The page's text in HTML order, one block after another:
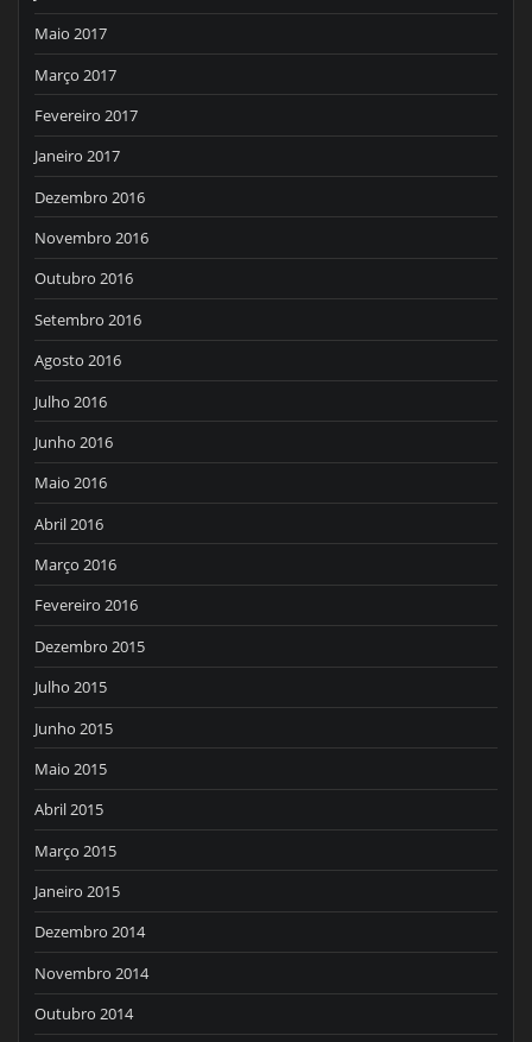
Maio 2017
Março 2017
Fevereiro 2017
Janeiro 2017
Dezembro 2016
Novembro 2016
Outubro 2016
Setembro 2016
Agosto 2016
Julho 2016
Junho 2016
Maio 2016
Abril 2016
Março 2016
Fevereiro 2016
Dezembro 2015
Julho 2015
Junho 2015
Maio 2015
Abril 2015
Março 2015
Janeiro 2015
Dezembro 2014
Novembro 2014
Outubro 2014